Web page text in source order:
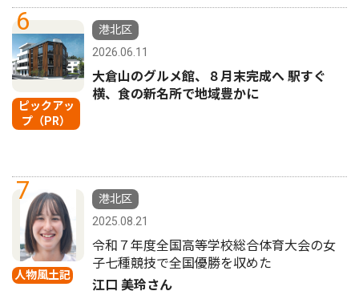
6
ピックアッ
プ（PR）
港北区
2026.06.11
大倉山のグルメ館、８月末完成へ 駅すぐ
横、食の新名所で地域豊かに
7
人物風土記
港北区
2025.08.21
令和７年度全国高等学校総合体育大会の女
子七種競技で全国優勝を収めた
江口 美玲さん